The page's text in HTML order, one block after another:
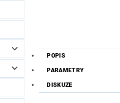
POPIS
PARAMETRY
DISKUZE